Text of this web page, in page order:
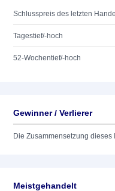
Schlusspreis des letzten
Tagestief/-hoch
52-Wochentief/-hoch
Gewinner / Verlierer
Die Zusammensetzung
Meistgehandelt